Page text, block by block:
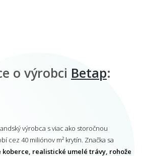
o výrobci Betap:
výrobca s viac ako storočnou
cez 40 miliónov m² krytín. Značka sa
koberce, realistické umelé trávy, rohože